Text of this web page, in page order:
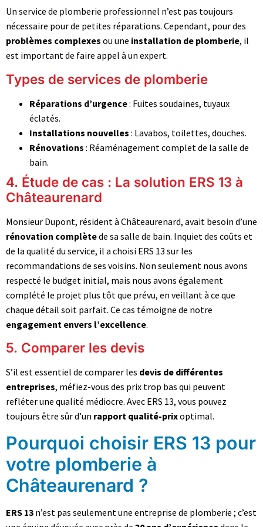
Un service de plomberie professionnel n’est pas toujours
nécessaire pour de petites réparations. Cependant, pour des
problèmes complexes ou une installation de plomberie, il
est important de faire appel à un expert.
Types de services de plomberie
Réparations d’urgence: Fuites soudaines, tuyaux
éclatés.
Installations nouvelles : Lavabos, toilettes, douches.
Rénovations : Réaménagement complet de la salle de
bain.
4. Étude de cas : La solution ERS 13 à
Châteaurenard
Monsieur Dupont, résident à Châteaurenard, avait besoin d’une
rénovation complètede sa salle de bain. Inquiet des coûts et
de la qualité du service, il a choisi ERS 13 sur les
recommandations de ses voisins. Non seulement nous avons
respecté le budget initial, mais nous avons également
complété le projet plus tôt que prévu, en veillant à ce que
chaque détail soit parfait. Ce cas témoigne de notre
engagement envers l’excellence.
5. Comparer les devis
S’il est essentiel de comparer les devis de différentes
entreprises, méfiez-vous des prix trop bas qui peuvent
refléter une qualité médiocre. Avec ERS 13, vous pouvez
toujours être sûr d’un rapport qualité-prixoptimal.
Pourquoi choisir ERS 13 pour
votre plomberie à
Châteaurenard ?
ERS 13 n’est pas seulement une entreprise de plomberie ; c’est